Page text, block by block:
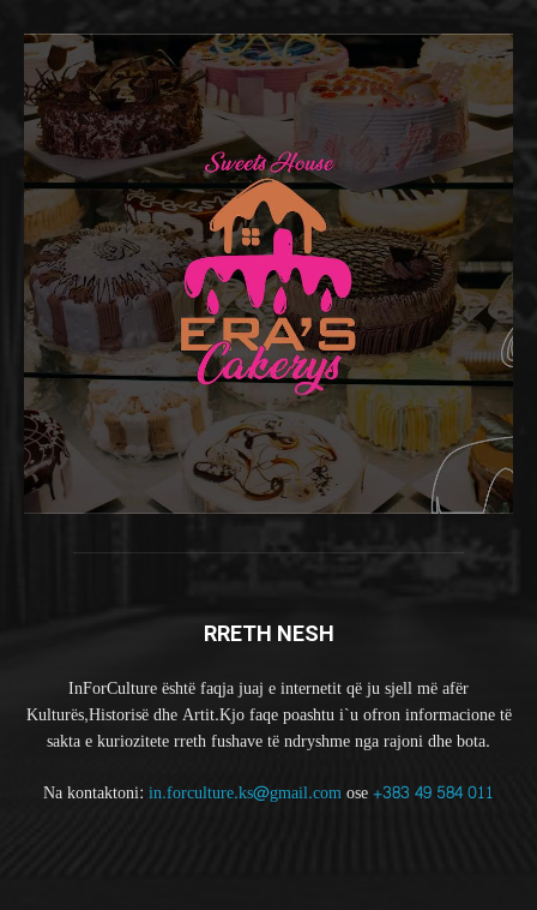
RRETH NESH
InForCulture është faqja juaj e internetit që ju sjell më afër
Kulturës,Historisë dhe Artit.Kjo faqe poashtu i`u ofron informacione të
sakta e kuriozitete rreth fushave të ndryshme nga rajoni dhe bota.
Na kontaktoni: in.forculture.ks@gmail.comose+383 49 584 011